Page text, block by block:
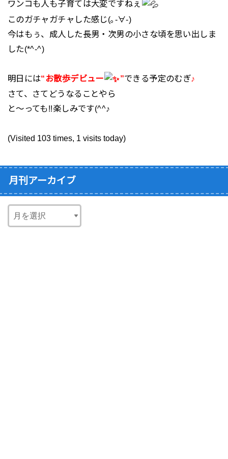
ワンコも人も子育ては大変ですねぇ
このガチャガチャした感じ(｡-∀-)
今はもぅ、成人した長男・次男の小さな頃を思い出しま
した(*^-^)
明日には“お散歩デビュー ”できる予定のむぎ♪
さて、さてどうなることやら
と～っても!!楽しみです(^^♪
(Visited 103 times, 1 visits today)
月刊アーカイブ